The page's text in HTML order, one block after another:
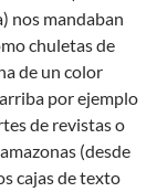
nos mandaban
chuletas de
de un color
por ejemplo
de revistas o
(desde
cajas de texto